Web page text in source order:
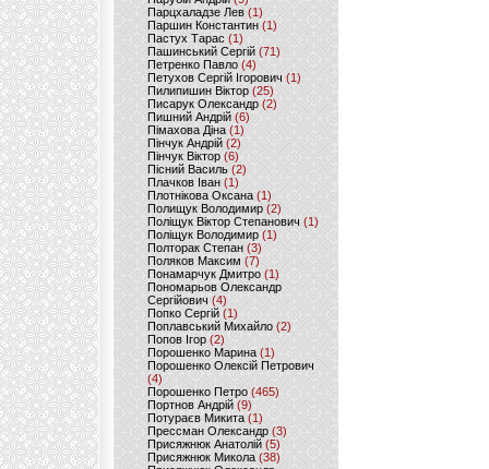
Парцхаладзе Лев (1)
Паршин Константин(1)
Пастух Тарас (1)
Пашинський Сергій (71)
Петренко Павло (4)
Петухов Сергій Ігорович (1)
Пилипишин Віктор(25)
Писарук Олександр(2)
Пишний Андрій (6)
Пімахова Діна(1)
Пінчук Андрій(2)
Пінчук Віктор (6)
Пісний Василь (2)
Плачков Іван(1)
Плотнікова Оксана (1)
Полищук Володимир(2)
Поліщук Віктор Степанович(1)
Поліщук Володимир (1)
Полторак Степан(3)
Поляков Максим (7)
Понамарчук Дмитро (1)
Пономарьов Олександр
Сергійович(4)
Попко Сергій (1)
Поплавський Михайло (2)
Попов Ігор(2)
Порошенко Марина (1)
Порошенко Олексій Петрович
(4)
Порошенко Петро (465)
Портнов Андрій (9)
Потураєв Микита(1)
Прессман Олександр(3)
Присяжнюк Анатолій (5)
Присяжнюк Микола (38)